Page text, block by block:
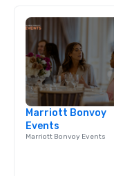
Marriott Bonvoy
Events
Marriott Bonvoy Events